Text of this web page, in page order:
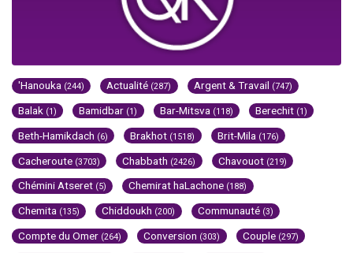
'Hanouka (244) Actualité (287) Argent & Travail (747)
Balak (1) Bamidbar (1) Bar-Mitsva (118) Berechit (1)
Beth-Hamikdach (6) Brakhot (1518) Brit-Mila (176)
Cacheroute (3703) Chabbath (2426) Chavouot (219)
Chémini Atseret (5) Chemirat haLachone (188)
Chemita (135) Chiddoukh (200) Communauté (3)
Compte du Omer (264) Conversion (303) Couple (297)